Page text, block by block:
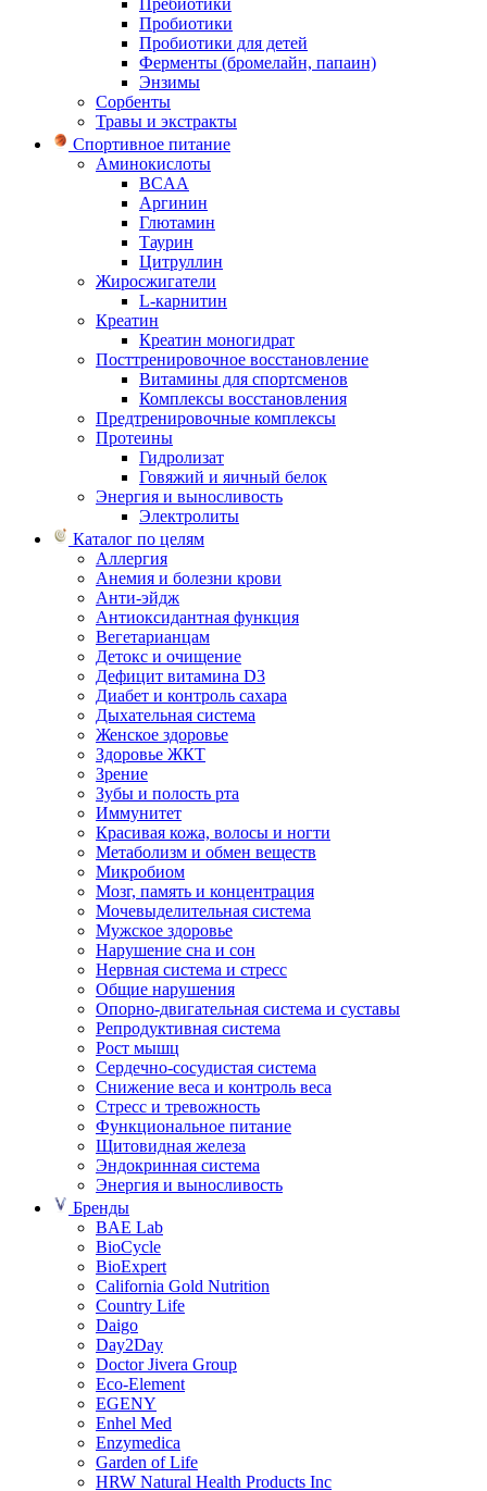
Пребиотики
Пробиотики
Пробиотики для детей
Ферменты (бромелайн, папаин)
Энзимы
Сорбенты
Травы и экстракты
Спортивное питание
Аминокислоты
BCAA
Аргинин
Глютамин
Таурин
Цитруллин
Жиросжигатели
L-карнитин
Креатин
Креатин моногидрат
Посттренировочное восстановление
Витамины для спортсменов
Комплексы восстановления
Предтренировочные комплексы
Протеины
Гидролизат
Говяжий и яичный белок
Энергия и выносливость
Электролиты
Каталог по целям
Аллергия
Анемия и болезни крови
Анти-эйдж
Антиоксидантная функция
Вегетарианцам
Детокс и очищение
Дефицит витамина D3
Диабет и контроль сахара
Дыхательная система
Женское здоровье
Здоровье ЖКТ
Зрение
Зубы и полость рта
Иммунитет
Красивая кожа, волосы и ногти
Метаболизм и обмен веществ
Микробиом
Мозг, память и концентрация
Мочевыделительная система
Мужское здоровье
Нарушение сна и сон
Нервная система и стресс
Общие нарушения
Опорно-двигательная система и суставы
Репродуктивная система
Рост мышц
Сердечно-сосудистая система
Снижение веса и контроль веса
Стресс и тревожность
Функциональное питание
Щитовидная железа
Эндокринная система
Энергия и выносливость
Бренды
BAE Lab
BioCycle
BioExpert
California Gold Nutrition
Country Life
Daigo
Day2Day
Doctor Jivera Group
Eco-Element
EGENY
Enhel Med
Enzymedica
Garden of Life
HRW Natural Health Products Inc